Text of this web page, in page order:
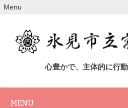
Skip
toMenu
心豊かで、主体的に行
MENU